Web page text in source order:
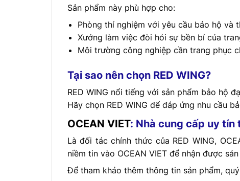
Sản phẩm này phù hợp cho:
Phòng thí nghiệm với yêu cầu bảo hộ và
Xưởng làm việc đòi hỏi sự bền bỉ của
Môi trường công nghiệp cần trang phục
Tại sao nên chọn RED WING?
RED WING nổi tiếng với sản phẩm bảo hộ
Hãy chọn RED WING để đáp ứng nhu cầu
OCEAN VIET: Nhà cung cấp uy tín
Là đối tác chính thức của RED WING,
niềm tin vào OCEAN VIET để nhận được
Để tham khảo thêm thông tin sản phẩm,